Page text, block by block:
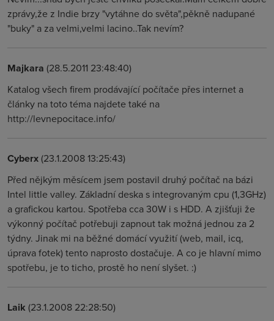
zprávy,že z Indie brzy "vytáhne do světa",pěkně nadupané
"buky" a za velmi,velmi lacino..Tak nevím?
Majkara (28.5.2011 23:48:40)
Katalog všech firem prodávající počítače přes internet a
články na toto téma najdete také na
http://levnepocitace.info/
Cyberx(23.1.2008 13:25:43)
Před nějkým měsícem jsem postavil druhý počítač na bázi
Intel little valley. Základní deska s integrovaným cpu (1,3GHz)
a grafickou kartou. Spotřeba cca 30W i s HDD. A zjišťuji že
výkonný počítač potřebuji zapnout tak možná jednou za 2
týdny. Jinak mi na běžné domácí využití (web, mail, icq,
úprava fotek) tento naprosto dostačuje. A co je hlavní mimo
spotřebu, je to ticho, prostě ho není slyšet. :)
Laik (23.1.2008 22:28:50)